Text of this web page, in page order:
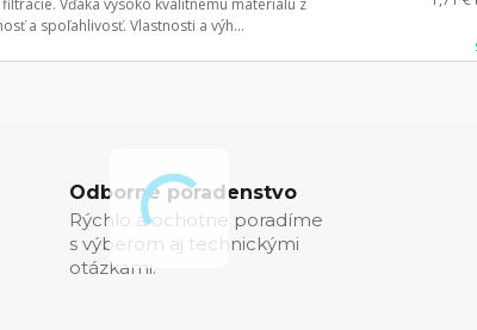
Vďaka vysoko kvalitnému materiálu z
a spoľahlivosť. Vlastnosti a výh...
Odborné poradenstvo
Rýchlo a ochotne poradíme
s výberom aj technickými
otázkami.